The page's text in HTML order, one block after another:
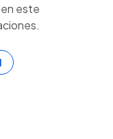
este